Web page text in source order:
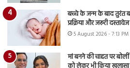
बच्चे के जन्म के बाद तुरंत
प्रक्रिया और जरूरी दस्तावेज
5 August 2026 - 7:13 PM
मां बनने की चाहत पर